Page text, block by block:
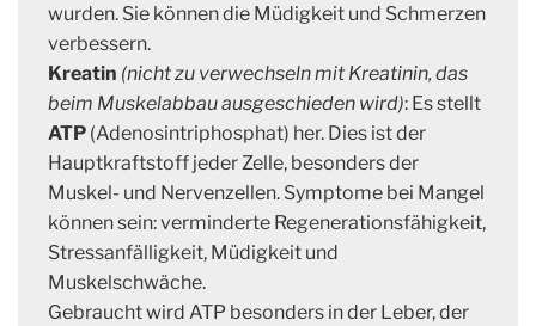
wurden. Sie können die Müdigkeit und Schmerzen
verbessern.
Kreatin (nicht zu verwechseln mit Kreatinin, das
beim Muskelabbau ausgeschieden wird): Es stellt
ATP (Adenosintriphosphat) her. Dies ist der
Hauptkraftstoff jeder Zelle, besonders der
Muskel- und Nervenzellen. Symptome bei Mangel
können sein: verminderte Regenerationsfähigkeit,
Stressanfälligkeit, Müdigkeit und
Muskelschwäche.
Gebraucht wird ATP besonders in der Leber, der